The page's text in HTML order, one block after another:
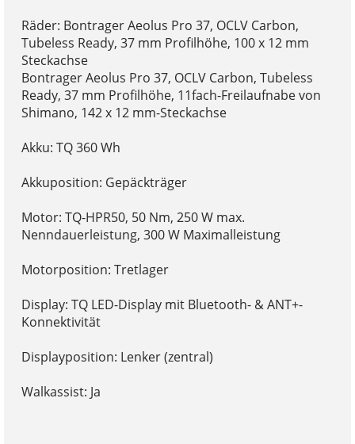
Räder: Bontrager Aeolus Pro 37, OCLV Carbon,
Tubeless Ready, 37 mm Profilhöhe, 100 x 12 mm
Steckachse
Bontrager Aeolus Pro 37, OCLV Carbon, Tubeless
Ready, 37 mm Profilhöhe, 11fach-Freilaufnabe von
Shimano, 142 x 12 mm-Steckachse
Akku: TQ 360 Wh
Akkuposition: Gepäckträger
Motor: TQ-HPR50, 50 Nm, 250 W max.
Nenndauerleistung, 300 W Maximalleistung
Motorposition: Tretlager
Display: TQ LED-Display mit Bluetooth- & ANT+-
Konnektivität
Displayposition: Lenker (zentral)
Walkassist: Ja